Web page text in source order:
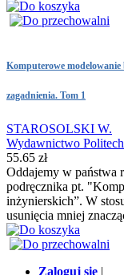
Komputerowe
zagadnienia. Tom 1
STAROSOLSKI W.
Wydawnictwo
55.65 zł
Oddajemy w państwa
podręcznika pt.
inżynierskich”. W
usunięcia mniej
Zaloguj się |